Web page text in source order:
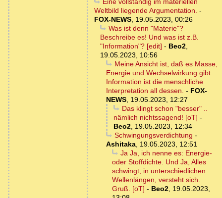
Eine vollständig im materiellen
Weltbild liegende Argumentation. -
FOX-NEWS, 19.05.2023, 00:26
Was ist denn "Materie"?
Beschreibe es! Und was ist z.B.
"Information"? [edit] - Beo2,
19.05.2023, 10:56
Meine Ansicht ist, daß es Masse,
Energie und Wechselwirkung gibt.
Information ist die menschliche
Interpretation all dessen. - FOX-
NEWS, 19.05.2023, 12:27
Das klingt schon "besser" ..
nämlich nichtssagend! [oT] -
Beo2, 19.05.2023, 12:34
Schwingungsverdichtung -
Ashitaka, 19.05.2023, 12:51
Ja Ja, ich nenne es: Energie-
oder Stoffdichte. Und Ja, Alles
schwingt, in unterschiedlichen
Wellenlängen, versteht sich.
Gruß. [oT] - Beo2, 19.05.2023,